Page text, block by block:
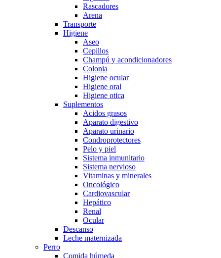
Rascadores
Arena
Transporte
Higiene
Aseo
Cepillos
Champú y acondicionadores
Colonia
Higiene ocular
Higiene oral
Higiene otica
Suplementos
Acidos grasos
Aparato digestivo
Aparato urinario
Condroprotectores
Pelo y piel
Sistema inmunitario
Sistema nervioso
Vitaminas y minerales
Oncológico
Cardiovascular
Hepático
Renal
Ocular
Descanso
Leche maternizada
Perro
Comida húmeda